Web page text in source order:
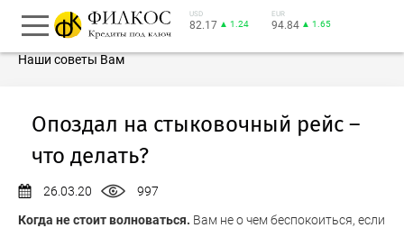
USD
82.17 ▲ 1.24
EUR
94.84 ▲ 1.65
Наши советы Вам
Опоздал на стыковочный рейс –
что делать?
26.03.20
997
Когда не стоит волноваться. Вам не о чем беспокоиться, если